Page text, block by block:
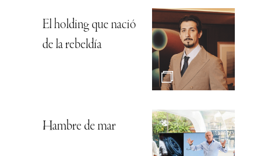
El holding que nació
de la rebeldía
Hambre de mar